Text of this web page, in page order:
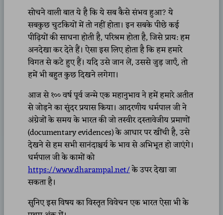
सोचने वाली बात ये है कि ये सब कैसे संभव हुआ? ये
सबकुछ चुटकियों में तो नहीं होता। इन सबके पीछे कई
पीढ़ियों की साधना होती है, परिश्रम होता है, जिसे प्राय: हम
अनदेखा कर देते हैं। ऐसा इस लिए होता है कि हम हमारे
विगत से कटे हुए हैं। यदि उसे जान लें, उससे जुड़ जाएँ, तो
हमें भी बहुत कुछ दिखने लगेगा।
आज से १०० वर्ष पूर्व जन्मे एक महानुभाव ने हमें हमारे अतीत
से जोड़ने का सुंदर प्रयास किया। आदरणीय धर्मपाल जी ने
अंग्रेजों के समय के भारत की जो तस्वीर दस्तावेजीय प्रमाणों
(documentary evidences) के आधार पर खींची है, उसे
देखने से हम सभी सानंदाश्चर्य के भाव से अभिभूत हो जाएंगे।
धर्मपाल जी के कामों को
https://www.dharampal.net/के उपर देखा जा
सकता है।
सुनिए इस विषय का विस्तृत विवेचन एक भारत ऐसा भी के